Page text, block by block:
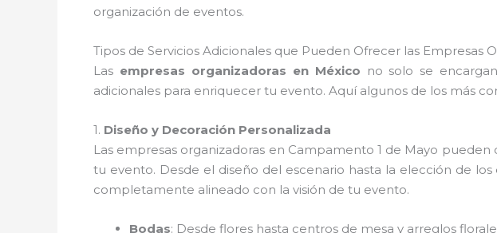
organización de eventos.
Tipos de Servicios Adicionales que Pueden Ofrecer las Empresas
Las empresas organizadoras en México no solo se
adicionales para enriquecer tu evento. Aquí algunos de los más
1. Diseño y Decoración Personalizada
Las empresas organizadoras en Campamento 1 de Mayo
tu evento. Desde el diseño del escenario hasta la elección de
completamente alineado con la visión de tu evento.
Bodas: Desde flores hasta centros de mesa y arreglos